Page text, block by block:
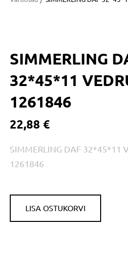
SIMMERLING
32*45*11
1261846
22,88 €
SIMMERLING DAF 32*45*11
1261846
LISA OSTUKORVI